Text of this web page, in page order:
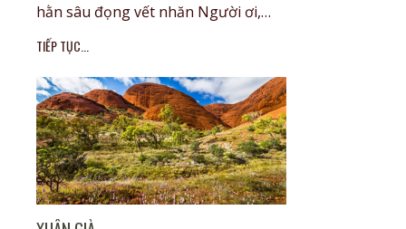
hằn sâu đọng vết nhăn Người ơi,…
TIẾP TỤC...